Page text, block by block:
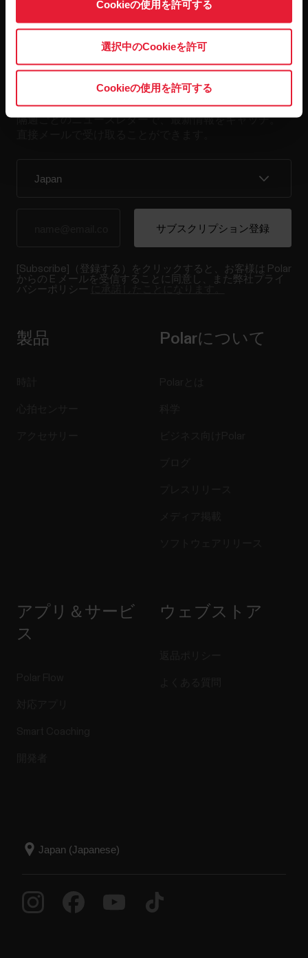
Cookieの使用を許可する
選択中のCookieを許可
Cookieの使用を許可する
最新情報をニュースレター
隔週ごとのニュースレターで、最新情報をキャッチ。
[Subscribe]（登録する）をクリックすると、お客様は Polar
からの E メールを受信することに同意し、また弊社プライ
バシーポリシー
製品 Polarについて
アプリ＆サービ
ス
ウェブストア